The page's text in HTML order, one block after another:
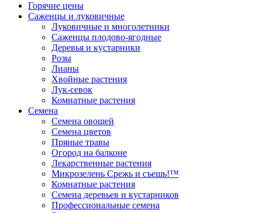
Горячие цены
Саженцы и луковичные
Луковичные и многолетники
Саженцы плодово-ягодные
Деревья и кустарники
Розы
Лианы
Хвойные растения
Лук-севок
Комнатные растения
Семена
Семена овощей
Семена цветов
Пряные травы
Огород на балконе
Лекарственные растения
Микрозелень Срежь и съешь!™
Комнатные растения
Семена деревьев и кустарников
Профессиональные семена